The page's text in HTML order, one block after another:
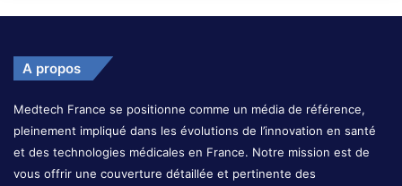
A propos
Medtech France se positionne comme un média de référence,
pleinement impliqué dans les évolutions de l’innovation en santé
et des technologies médicales en France. Notre mission est de
vous offrir une couverture détaillée et pertinente des